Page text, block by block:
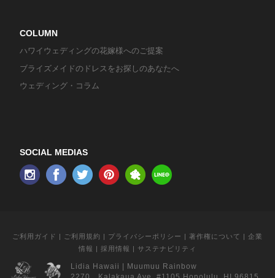
COLUMN
ハワイウェディングの花嫁様へのご提案
ブライズメイドのドレスをお探しのあなたへ
ウェディング・コラム
SOCIAL MEDIAS
ご利用ガイド | ご利用規約 | プライバシーポリシー | 著作権について | 企業
情報 | 採用情報 | サステナビリティ
Lidia Hawaii
Muumuu Rainbow